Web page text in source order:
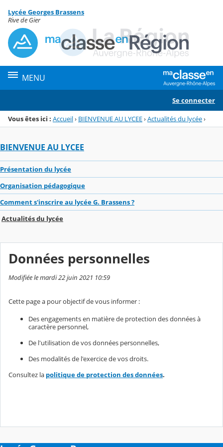
Menu de la rubrique
Contenu
Lycée Georges Brassens
Rive de Gier
MENU
Se connecter
Vous êtes ici : Accueil› BIENVENUE AU LYCEE›Actualités du lycée›
BIENVENUE AU LYCEE
Présentation du lycée
Organisation pédagogique
Comment s'inscrire au lycée G. Brassens ?
Actualités du lycée
Données personnelles
Modifiée le mardi 22 juin 2021 10:59
Cette page a pour objectif de vous informer :
Des engagements en matière de protection des données à
caractère personnel,
De l'utilisation de vos données personnelles,
Des modalités de l'exercice de vos droits.
Consultez la politique de protection des données.